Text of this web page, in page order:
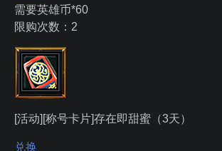
需要英雄币*60
限购次数：2
[活动][称号卡片]存在即甜蜜（3天）
兑换